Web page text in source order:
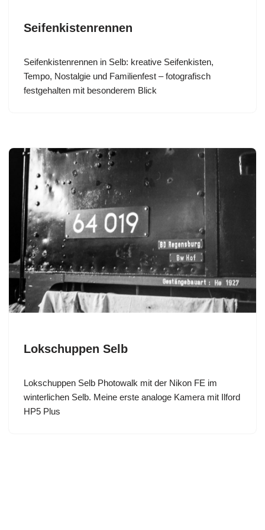
Seifenkistenrennen
Seifenkistenrennen in Selb: kreative Seifenkisten,
Tempo, Nostalgie und Familienfest – fotografisch
festgehalten mit besonderem Blick
Lokschuppen Selb
Lokschuppen Selb Photowalk mit der Nikon FE im
winterlichen Selb. Meine erste analoge Kamera mit Ilford
HP5 Plus